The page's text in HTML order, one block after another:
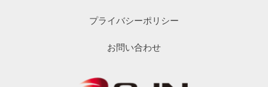
プライバシーポリシー
お問い合わせ